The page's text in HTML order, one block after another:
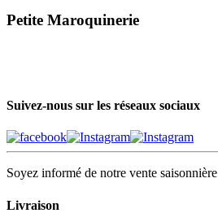
Petite Maroquinerie
Suivez-nous sur les réseaux sociaux
Soyez informé de notre vente saisonnière
Livraison